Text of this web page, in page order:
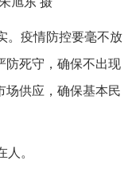
。疫情防控要毫不放
防死守，确保不出现
场供应，确保基本民
。